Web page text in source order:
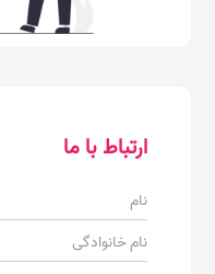
ارتباط با ما